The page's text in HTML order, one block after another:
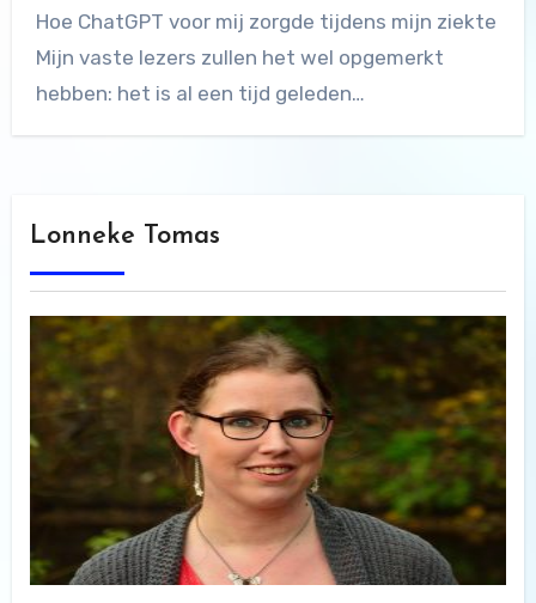
Hoe ChatGPT voor mij zorgde tijdens mijn ziekte
Mijn vaste lezers zullen het wel opgemerkt
hebben: het is al een tijd geleden…
Lonneke Tomas